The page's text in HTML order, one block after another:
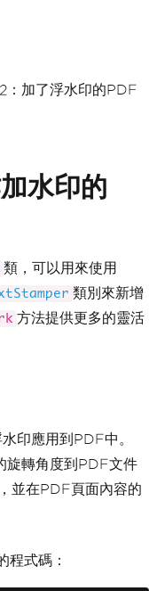
：加了浮水印的PDF
水印的
類，可以用來使用
類別來新增
方法提供更多的靈活
印應用到PDF中。
旋轉角度到PDF文件
並在PDF頁面內容的
程式碼：